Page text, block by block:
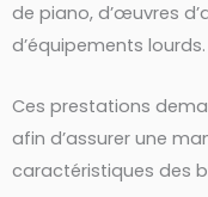
de piano, d’œuvres
d’équipements lourds.
Ces prestations
afin d’assurer une
caractéristiques des